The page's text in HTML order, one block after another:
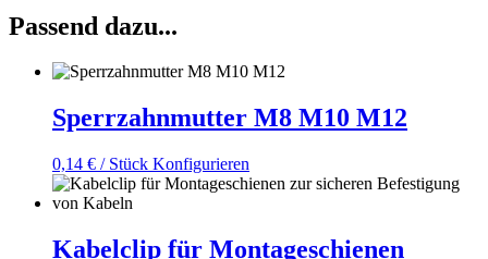
Passend dazu...
Sperrzahnmutter M8 M10 M12
0,14 € / Stück Konfigurieren
Kabelclip für Montageschienen